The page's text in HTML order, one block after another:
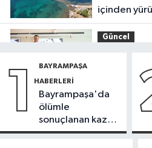
içinden
Güncel
bugünden
Sağlık
yangınlara
1 BAYRAMPAŞA
HABERLERI
Bayrampaşa'da
ölümle
sonuçlanan kaza:
Sürücü